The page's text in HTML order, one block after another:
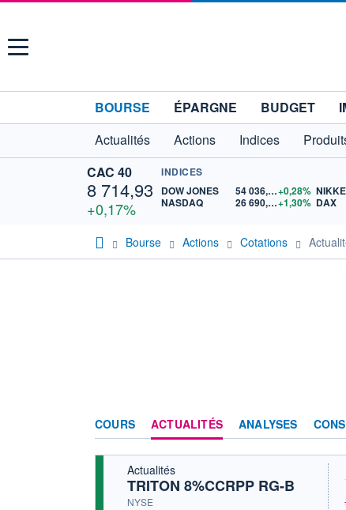
Menu
BOURSE ÉPARGNE BUDGET
Actualités
Actions Indices
CAC 40
8 714,93
+0,17%
INDICES
DOW JONES
54 036,93+0,28%
NASDAQ
26 690,62+1,30% DAX
Bourse Actions Cotations
COURS ACTUALITÉS ANALYSES
Actualités
TRITON 8%CCRPP RG-B
NYSE